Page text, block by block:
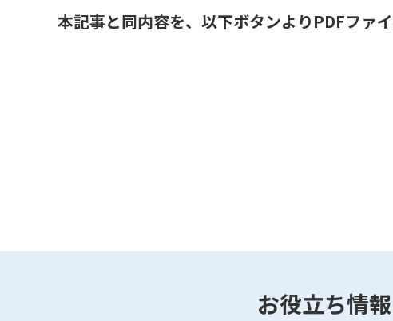
本記事と同内容を、以下ボタンよりPDFファ
お役立ち情